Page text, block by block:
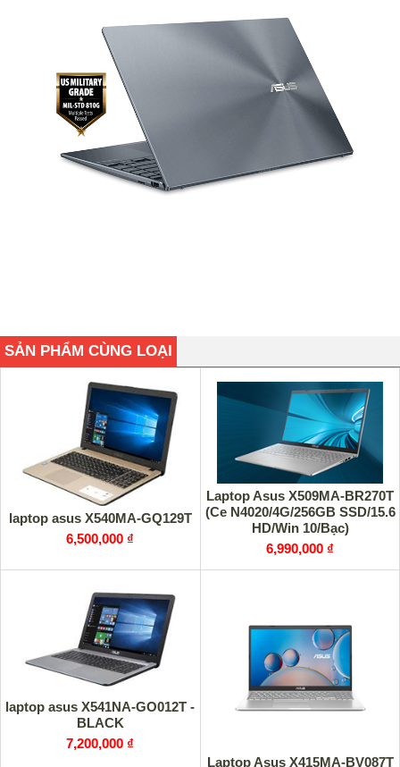
SẢN PHẨM CÙNG LOẠI
laptop asus X540MA-GQ129T
6,500,000 ₫
Laptop Asus X509MA-BR270T
(Ce N4020/4G/256GB SSD/15.6
HD/Win 10/Bạc)
6,990,000 ₫
laptop asus X541NA-GO012T -
BLACK
7,200,000 ₫
Laptop Asus X415MA-BV087T